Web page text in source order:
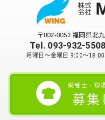
〒802-0053 福岡県北
Tel. 093-932-5508
月曜日～金曜日 9:00～
栄養士・現
募集